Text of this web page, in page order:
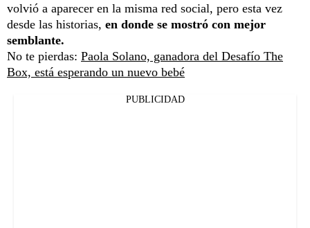
volvió a aparecer en la misma red social, pero esta vez
desde las historias, en donde se mostró con mejor
semblante.
No te pierdas: Paola Solano, ganadora del Desafío The
Box, está esperando un nuevo bebé
PUBLICIDAD